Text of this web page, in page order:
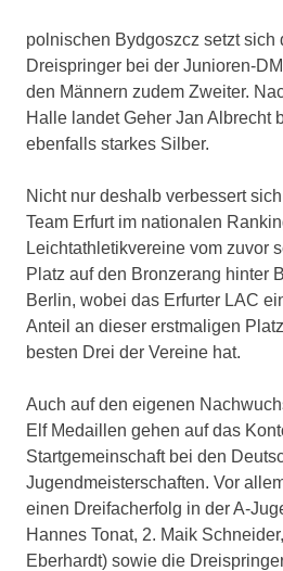
polnischen Bydgoszcz setzt sich
Dreispringer bei der Junioren-
den Männern zudem Zweiter.
Halle landet Geher Jan Albrecht
ebenfalls starkes Silber.
Nicht nur deshalb verbessert
Team Erfurt im nationalen
Leichtathletikvereine vom zuvor
Platz auf den Bronzerang hinter
Berlin, wobei das Erfurter LAC
Anteil an dieser erstmaligen
besten Drei der Vereine hat.
Auch auf den eigenen
Elf Medaillen gehen auf das
Startgemeinschaft bei den
Jugendmeisterschaften. Vor
einen Dreifacherfolg in der A-
Hannes Tonat, 2. Maik
Eberhardt) sowie die